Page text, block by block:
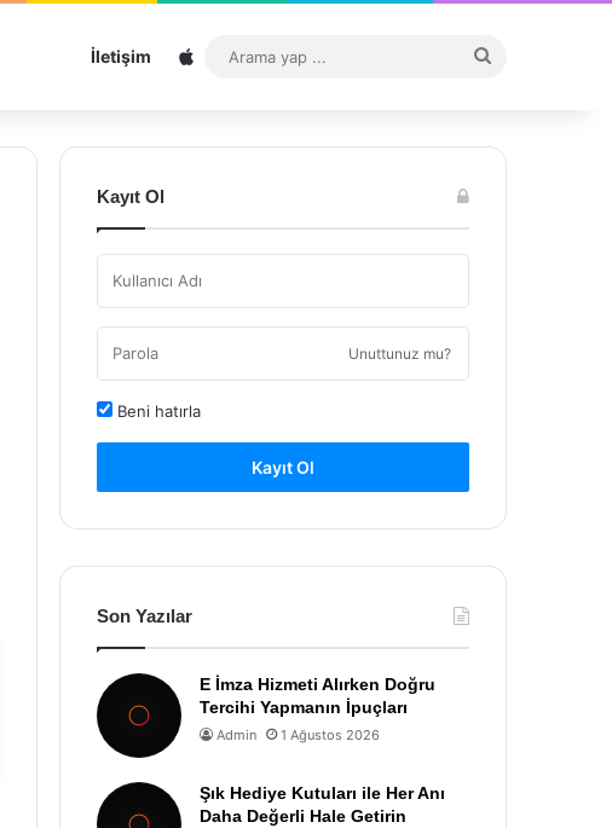
İletişim Sitemap
...
Kayıt Ol
Unuttunuz mu?
Beni hatırla
Kayıt Ol
Son Yazılar
E İmza Hizmeti Alırken Doğru
Tercihi Yapmanın İpuçları
Admin 1 Ağustos 2026
Şık Hediye Kutuları ile Her Anı
Daha Değerli Hale Getirin